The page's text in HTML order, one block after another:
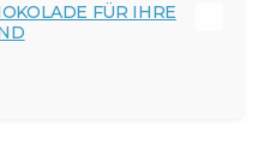
FÜR IHRE